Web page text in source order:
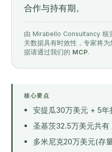
合作与持有期。
由 Mirabello Consultancy 核
关数据具有时效性，专家将
据请通过我们的 MCP.
核心要点
安提瓜30万美元 + 5年
圣基茨32.5万美元共有
多米尼克20万美元(存